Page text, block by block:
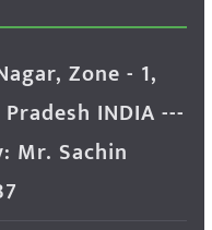
Zone - 1,
INDIA ---
Mr. Sachin